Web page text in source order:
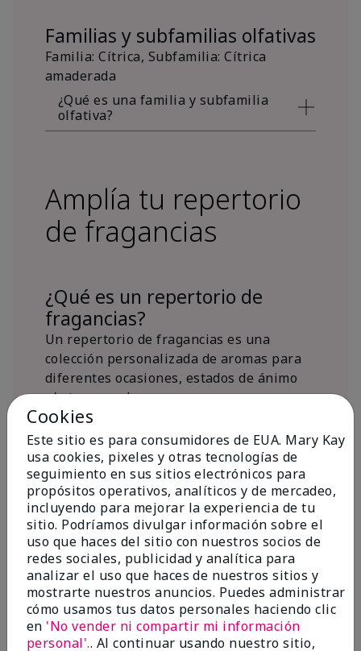
Familias y subfamilias olfativas
Familia: Cítrica, Subfamilia: Cítrica
amaderada
¿Qué es una familia y subfamilia
olfativa?
Amplía tu repertorio
de fragancias
¿Qué es un repertorio de
fragancias?
Un repertorio de fragancias es una
colección personalizada de aromas para
diferentes ocasiones, estados de ánimo
y/o temporadas.
¿Dónde encaja la fragancia Mary
Kay® True Optimism™ Eau de
Parfum?
Inspiración de la
fragancia
Sobre Mary Kay® True Optimism™
Cookies
Este sitio es para consumidores de EUA. Mary Kay
usa cookies, pixeles y otras tecnologías de
seguimiento en sus sitios electrónicos para
propósitos operativos, analíticos y de mercadeo,
incluyendo para mejorar la experiencia de tu
sitio. Podríamos divulgar información sobre el
uso que haces del sitio con nuestros socios de
redes sociales, publicidad y analítica para
analizar el uso que haces de nuestros sitios y
mostrarte nuestros anuncios. Puedes administrar
cómo usamos tus datos personales haciendo clic
en 'No vender ni compartir mi información
personal'.. Al continuar usando nuestro sitio,